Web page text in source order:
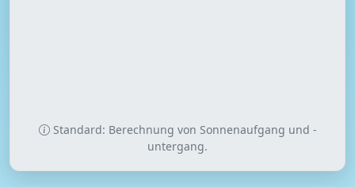
Standard: Berechnung von Sonnenaufgang und -
untergang.